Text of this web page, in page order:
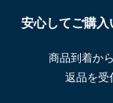
安心してご購入
商品到着か
返品を受